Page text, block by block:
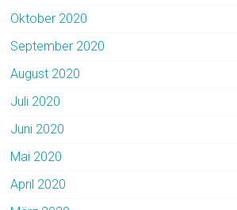
Oktober 2020
September 2020
August 2020
Juli 2020
Juni 2020
Mai 2020
April 2020